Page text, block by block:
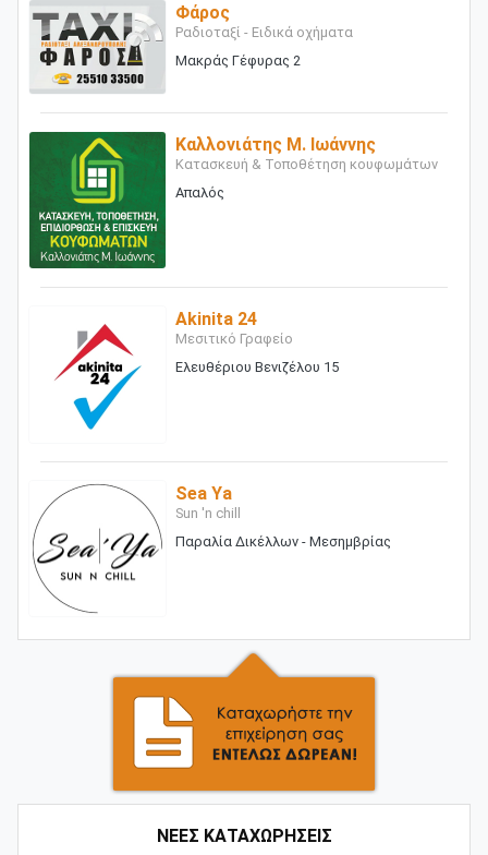
Φάρος
Ραδιοταξί - Ειδικά οχήματα
Μακράς Γέφυρας 2
Καλλονιάτης Μ. Ιωάννης
Κατασκευή & Τοποθέτηση κουφωμάτων
Απαλός
Akinita 24
Μεσιτικό Γραφείο
Ελευθέριου Βενιζέλου 15
Sea Ya
Sun 'n chill
Παραλία Δικέλλων - Μεσημβρίας
ΝΕΕΣ ΚΑΤΑΧΩΡΗΣΕΙΣ